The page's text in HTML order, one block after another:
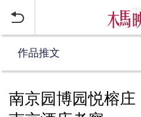

作品推文
南京园博园悦榕庄